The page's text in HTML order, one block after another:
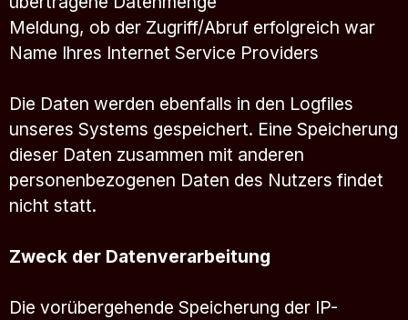
Meldung, ob der Zugriff/Abruf erfolgreich war
Name Ihres Internet Service Providers
Die Daten werden ebenfalls in den Logfiles
unseres Systems gespeichert. Eine Speicherung
dieser Daten zusammen mit anderen
personenbezogenen Daten des Nutzers findet
nicht statt.
Zweck der Datenverarbeitung
Die vorübergehende Speicherung der IP-